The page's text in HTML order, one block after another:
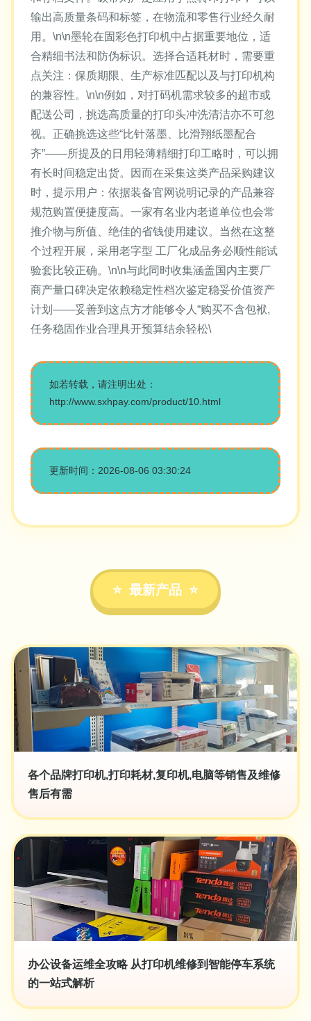
输出高质量条码和标签，在物流和零售行业经久耐
用。\n\n墨轮在固彩色打印机中占据重要地位，适
合精细书法和防伪标识。选择合适耗材时，需要重
点关注：保质期限、生产标准匹配以及与打印机构
的兼容性。\n\n例如，对打码机需求较多的超市或
配送公司，挑选高质量的打印头冲洗清洁亦不可忽
视。正确挑选这些“比针落墨、比滑翔纸墨配合
齐”——所提及的日用轻薄精细打印工略时，可以拥
有长时间稳定出货。因而在采集这类产品采购建议
时，提示用户：依据装备官网说明记录的产品兼容
规范购置便捷度高。一家有名业内老道单位也会常
推介物与所值、绝佳的省钱使用建议。当然在这整
个过程开展，采用老字型 工厂化成品务必顺性能试
验套比较正确。\n\n与此同时收集涵盖国内主要厂
商产量口碑决定依赖稳定性档次鉴定稳妥价值资产
计划——妥善到这点方才能够令人“购买不含包袱,
任务稳固作业合理具开预算结余轻松\
如若转载，请注明出处：
http://www.sxhpay.com/product/10.html
更新时间：2026-08-06 03:30:24
最新产品
各个品牌打印机,打印耗材,复印机,电脑等销售及维修
售后有需
办公设备运维全攻略 从打印机维修到智能停车系统
的一站式解析